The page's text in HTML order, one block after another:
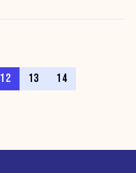
12 13 14